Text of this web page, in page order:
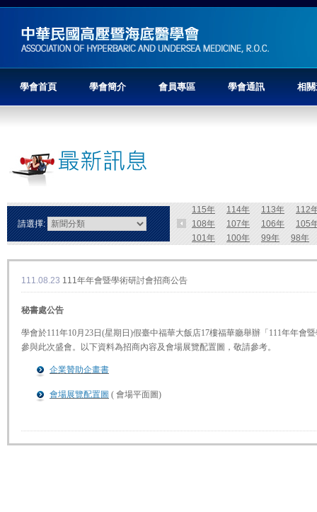
學會首頁 學會簡介 會員專區 學會通訊 相
請選擇:
115年 114年 113年
112
108年
107年 106年
105
101年
100年 99年 98年
111.08.23 111年年會暨學術研討會招商公告
秘書處公告
學會於111年10月23日(星期日)假臺中福華大飯店17樓福華廳舉辦「111年年會
參與此次盛會。以下資料為招商內容及會場展覽配置圖，敬請參考。
企業贊助企畫書
會場展覽配置圖 ( 會場平面圖)